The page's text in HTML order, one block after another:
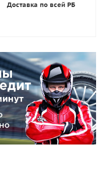
Доставка по всей РБ